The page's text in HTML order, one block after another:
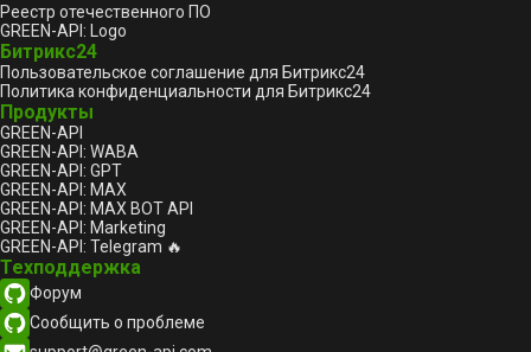
Реестр отечественного ПО
GREEN-API: Logo
Битрикс24
Пользовательское соглашение для Битрикс24
Политика конфиденциальности для Битрикс24
Продукты
GREEN-API
GREEN-API: WABA
GREEN-API: GPT
GREEN-API: MAX
GREEN-API: MAX BOT API
GREEN-API: Marketing
GREEN-API: Telegram 🔥
Техподдержка
Форум
Сообщить о проблеме